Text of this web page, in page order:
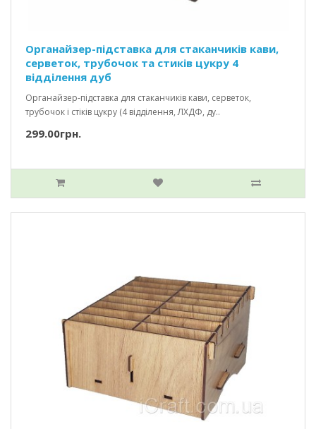
Органайзер-підставка для стаканчиків кави,
серветок, трубочок та стиків цукру 4
відділення дуб
Органайзер-підставка для стаканчиків кави, серветок,
трубочок і стіків цукру (4 відділення, ЛХДФ, ду..
299.00грн.